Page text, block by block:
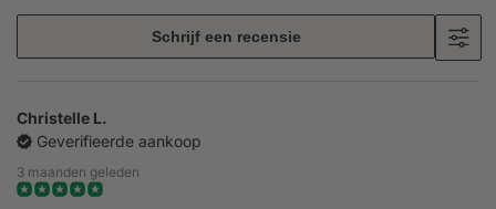
Schrijf een recensie
Christelle L.
Geverifieerde aankoop
3 maanden geleden